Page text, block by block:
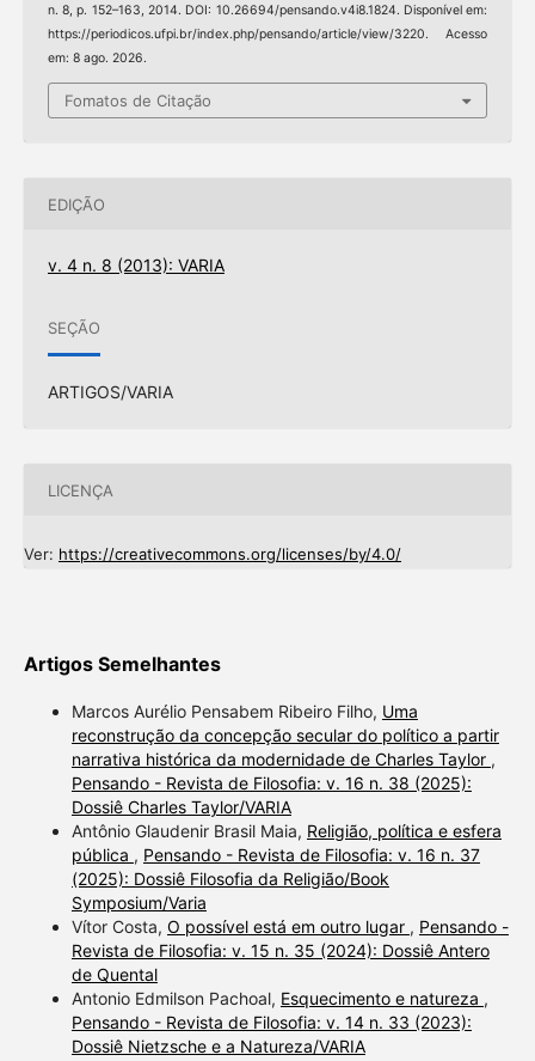
n. 8, p. 152–163, 2014. DOI: 10.26694/pensando.v4i8.1824. Disponível em:
https://periodicos.ufpi.br/index.php/pensando/article/view/3220. Acesso
em: 8 ago. 2026.
Fomatos de Citação
EDIÇÃO
v. 4 n. 8 (2013): VARIA
SEÇÃO
ARTIGOS/VARIA
LICENÇA
Ver: https://creativecommons.org/licenses/by/4.0/
Artigos Semelhantes
Marcos Aurélio Pensabem Ribeiro Filho, Uma
reconstrução da concepção secular do político a partir
narrativa histórica da modernidade de Charles Taylor ,
Pensando - Revista de Filosofia: v. 16 n. 38 (2025):
Dossiê Charles Taylor/VARIA
Antônio Glaudenir Brasil Maia, Religião, política e esfera
pública , Pensando - Revista de Filosofia: v. 16 n. 37
(2025): Dossiê Filosofia da Religião/Book
Symposium/Varia
Vítor Costa, O possível está em outro lugar , Pensando -
Revista de Filosofia: v. 15 n. 35 (2024): Dossiê Antero
de Quental
Antonio Edmilson Pachoal, Esquecimento e natureza ,
Pensando - Revista de Filosofia: v. 14 n. 33 (2023):
Dossiê Nietzsche e a Natureza/VARIA